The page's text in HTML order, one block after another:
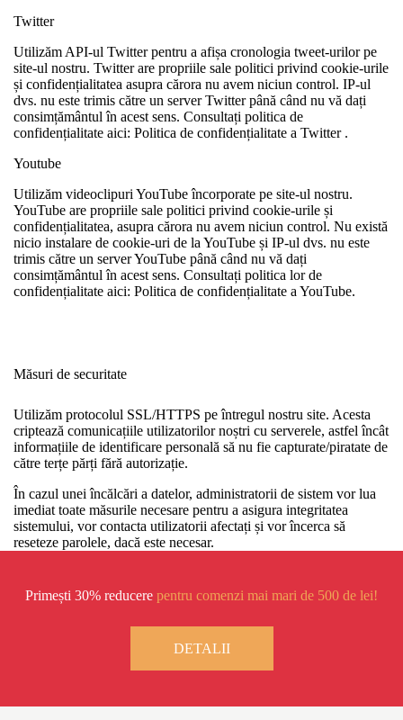
Twitter
Utilizăm API-ul Twitter pentru a afișa cronologia tweet-urilor pe
site-ul nostru. Twitter are propriile sale politici privind cookie-urile
și confidențialitatea asupra cărora nu avem niciun control. IP-ul
dvs. nu este trimis către un server Twitter până când nu vă dați
consimțământul în acest sens. Consultați politica de
confidențialitate aici: Politica de confidențialitate a Twitter .
Youtube
Utilizăm videoclipuri YouTube încorporate pe site-ul nostru.
YouTube are propriile sale politici privind cookie-urile și
confidențialitatea, asupra cărora nu avem niciun control. Nu există
nicio instalare de cookie-uri de la YouTube și IP-ul dvs. nu este
trimis către un server YouTube până când nu vă dați
consimțământul în acest sens. Consultați politica lor de
confidențialitate aici: Politica de confidențialitate a YouTube.
Măsuri de securitate
Utilizăm protocolul SSL/HTTPS pe întregul nostru site. Acesta
criptează comunicațiile utilizatorilor noștri cu serverele, astfel încât
informațiile de identificare personală să nu fie capturate/piratate de
către terțe părți fără autorizație.
În cazul unei încălcări a datelor, administratorii de sistem vor lua
imediat toate măsurile necesare pentru a asigura integritatea
sistemului, vor contacta utilizatorii afectați și vor încerca să
reseteze parolele, dacă este necesar.
Primești 30% reducere pentru comenzi mai mari de 500 de lei!
DETALII